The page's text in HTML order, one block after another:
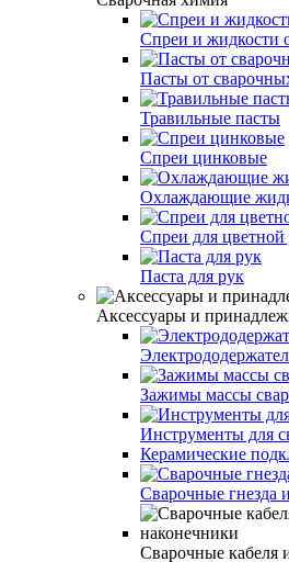
Спреи и жидкости
Пасты от
Травильные пасты
Спреи цинковые
Охлаждающие
Спреи для цветной
Паста для рук
Аксессуары и
Зажимы массы
Инструменты для
Керамические
Сварочные гнезда
Сварочные кабеля